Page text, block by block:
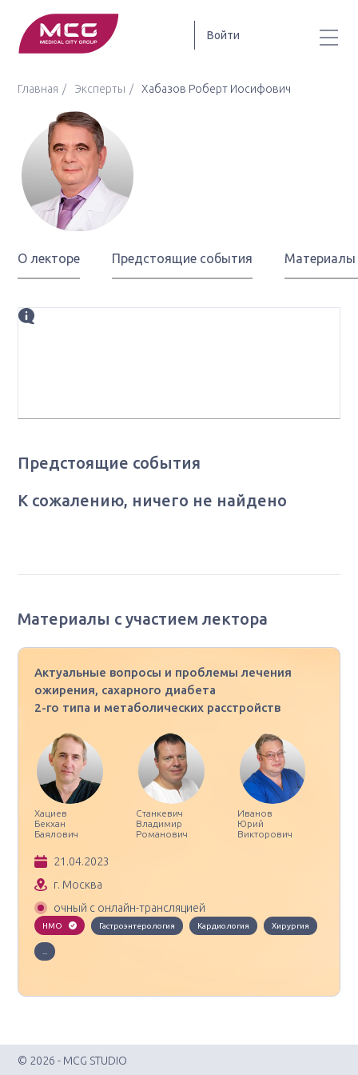
Войти
Главная Эксперты Хабазов Роберт Иосифович
О лекторе Предстоящие события Материалы
Предстоящие события
К сожалению, ничего не найдено
Материалы с участием лектора
Актуальные вопросы и проблемы лечения
ожирения, сахарного диабета
2-го типа и метаболических расстройств
Хациев
Бекхан
Баялович
Станкевич
Владимир
Романович
Иванов
Юрий
Викторович
21.04.2023
г. Москва
очный с онлайн-трансляцией
НМО Гастроэнтерология Кардиология Хирургия
© 2026 - MCG STUDIO